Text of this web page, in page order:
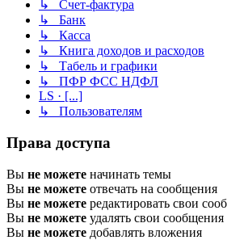
↳ Счет-фактура
↳ Банк
↳ Касса
↳ Книга доходов и расходов
↳ Табель и графики
↳ ПФР ФСС НДФЛ
LS · [...]
↳ Пользователям
Права доступа
Вы не можете начинать темы
Вы не можете отвечать на сообщения
Вы не можете редактировать свои
Вы не можете удалять свои сообщения
Вы не можете добавлять вложения